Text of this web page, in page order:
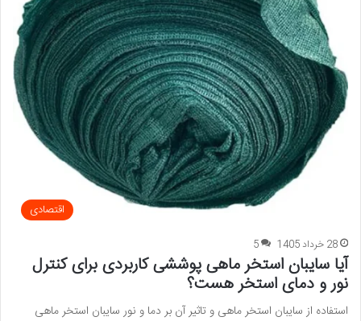
اقتصادی
28 خرداد 1405 5
آیا سایبان استخر ماهی پوششی کاربردی برای کنترل
نور و دمای استخر هست؟
استفاده از سایبان استخر ماهی و تاثیر آن بر دما و نور سایبان استخر ماهی